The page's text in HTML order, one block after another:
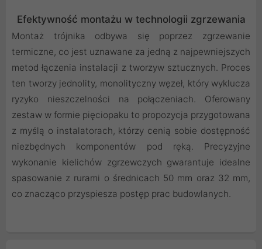
Efektywność montażu w technologii zgrzewania
Montaż trójnika odbywa się poprzez zgrzewanie
termiczne, co jest uznawane za jedną z najpewniejszych
metod łączenia instalacji z tworzyw sztucznych. Proces
ten tworzy jednolity, monolityczny węzeł, który wyklucza
ryzyko nieszczelności na połączeniach. Oferowany
zestaw w formie pięciopaku to propozycja przygotowana
z myślą o instalatorach, którzy cenią sobie dostępność
niezbędnych komponentów pod ręką. Precyzyjne
wykonanie kielichów zgrzewczych gwarantuje idealne
spasowanie z rurami o średnicach 50 mm oraz 32 mm,
co znacząco przyspiesza postęp prac budowlanych.